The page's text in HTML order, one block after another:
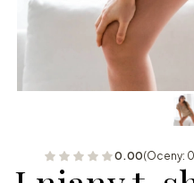
0.00(Oceny: